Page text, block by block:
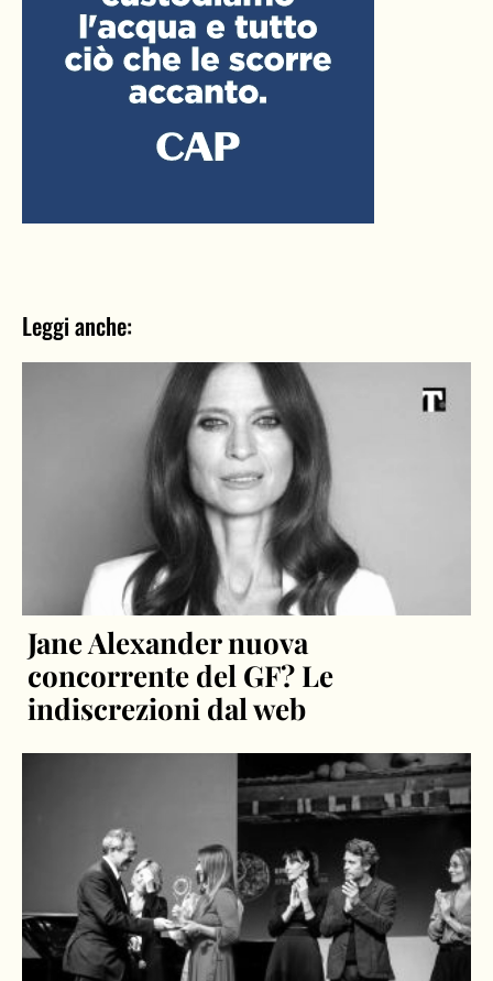
Leggi anche:
Jane Alexander nuova
concorrente del GF? Le
indiscrezioni dal web